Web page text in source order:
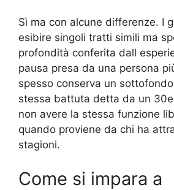
Sì ma con alcune differenze. I
esibire singoli tratti simili ma
profondità conferita dall
pausa presa da una persona
spesso conserva un
stessa battuta detta da un
non avere la stessa funzione
quando proviene da chi ha
stagioni.
Come si impara a